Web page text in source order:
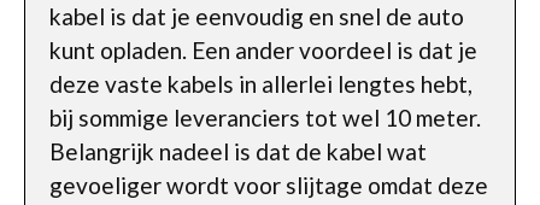
kabel is dat je eenvoudig en snel de auto
kunt opladen. Een ander voordeel is dat je
deze vaste kabels in allerlei lengtes hebt,
bij sommige leveranciers tot wel 10 meter.
Belangrijk nadeel is dat de kabel wat
gevoeliger wordt voor slijtage omdat deze